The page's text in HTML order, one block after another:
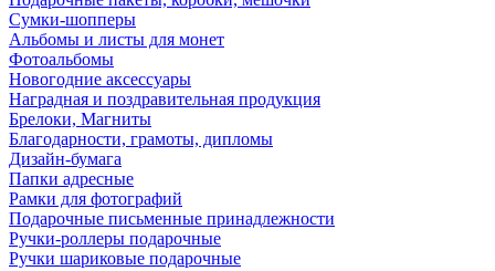
Сумки-шопперы
Альбомы и листы для монет
Фотоальбомы
Новогодние аксессуары
Наградная и поздравительная продукция
Брелоки, Магниты
Благодарности, грамоты, дипломы
Дизайн-бумага
Папки адресные
Рамки для фотографий
Подарочные письменные принадлежности
Ручки-роллеры подарочные
Ручки шариковые подарочные